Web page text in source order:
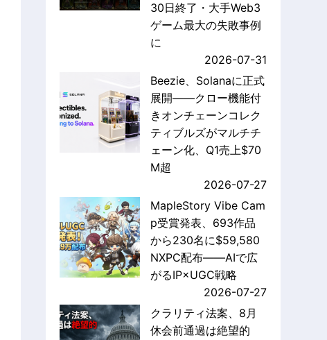
30日終了・大手Web3
ゲーム最大の失敗事例
に
2026-07-31
Beezie、Solanaに正式
展開——クロー機能付
きオンチェーンコレク
ティブルズがマルチチ
ェーン化、Q1売上$70
M超
2026-07-27
MapleStory Vibe Cam
p受賞発表、693作品
から230名に$59,580
NXPC配布——AIで広
がるIP×UGC戦略
2026-07-27
クラリティ法案、8月
休会前通過は絶望的